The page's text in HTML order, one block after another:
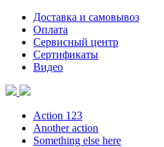
Доставка и самовывоз
Оплата
Сервисный центр
Сертификаты
Видео
Action 123
Another action
Something else here